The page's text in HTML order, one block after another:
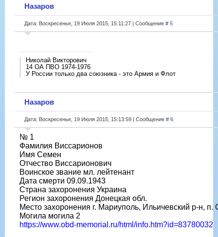
Назаров
Дата: Воскресенье, 19 Июля 2015, 15:11:27 | Сообщение # 5
Николай Викторович
14 ОА ПВО 1974-1976
У России только два союзника - это Армия и Флот
Назаров
Дата: Воскресенье, 19 Июля 2015, 15:13:59 | Сообщение # 6
№ 1
Фамилия Виссарионов
Имя Семен
Отчество Виссарионович
Воинское звание мл. лейтенант
Дата смерти 09.09.1943
Страна захоронения Украина
Регион захоронения Донецкая обл.
Место захоронения г. Мариуполь, Ильичевский р-н,
Могила могила 2
https://www.obd-memorial.ru/html/info.htm?id=83780032